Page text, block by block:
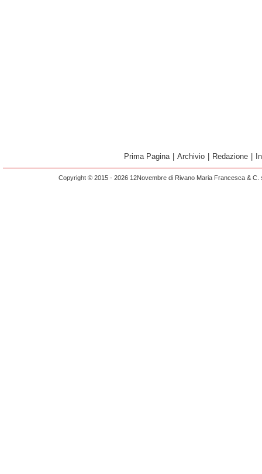
Prima Pagina Archivio Redazione
Copyright © 2015 - 2026 12Novembre di Rivano Maria Francesca &